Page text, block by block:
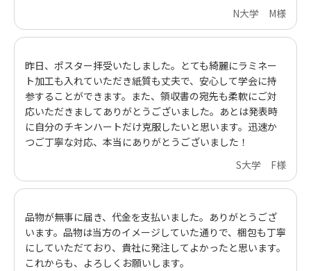
N大学 M様
昨日、ポスター拝受いたしました。とても綺麗にラミネー
ト加工も入れていただき紙質も丈夫で、安心して学会に持
参することができます。また、領収書の宛先も柔軟にご対
応いただきましてありがとうございました。あとは発表時
に自分のチキンハートだけ克服したいと思います。迅速か
つご丁寧な対応、本当にありがとうございました！
S大学 F様
品物が無事に届き、代金を支払いました。ありがとうござ
います。品物は当方のイメージしていた通りで、梱包も丁寧
にしていただており、貴社に発注してよかったと思います。
これからも、よろしくお願いします。